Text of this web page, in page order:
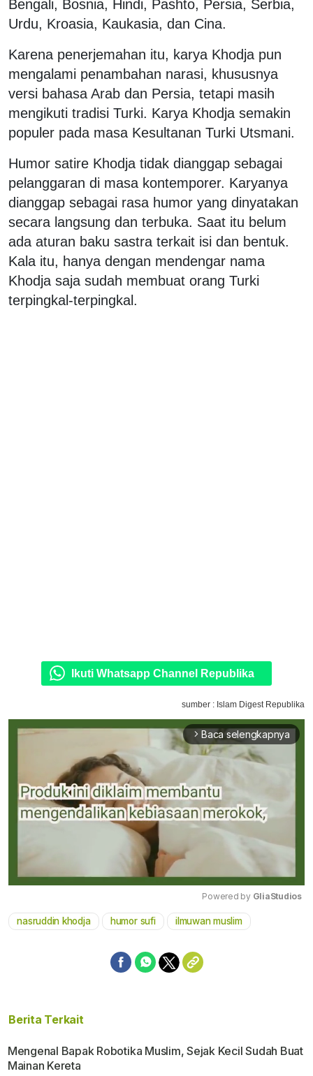
Bengali, Bosnia, Hindi, Pashto, Persia, Serbia,
Urdu, Kroasia, Kaukasia, dan Cina.
Karena penerjemahan itu, karya Khodja pun
mengalami penambahan narasi, khususnya
versi bahasa Arab dan Persia, tetapi masih
mengikuti tradisi Turki. Karya Khodja semakin
populer pada masa Kesultanan Turki Utsmani.
Humor satire Khodja tidak dianggap sebagai
pelanggaran di masa kontemporer. Karyanya
dianggap sebagai rasa humor yang dinyatakan
secara langsung dan terbuka. Saat itu belum
ada aturan baku sastra terkait isi dan bentuk.
Kala itu, hanya dengan mendengar nama
Khodja saja sudah membuat orang Turki
terpingkal-terpingkal.
Ikuti Whatsapp Channel Republika
sumber : Islam Digest Republika
arrow_forward_ios Baca selengkapnya
Powered by GliaStudios
nasruddin khodja humor sufi ilmuwan muslim
Berita Terkait
Mengenal Bapak Robotika Muslim, Sejak Kecil Sudah Buat
Mainan Kereta